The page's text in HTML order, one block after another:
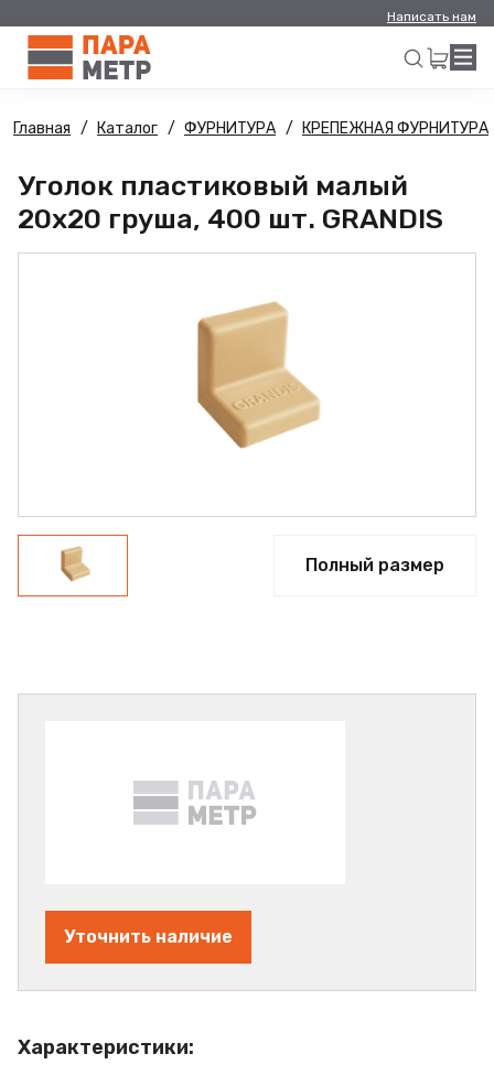
Написать нам
Искать
Главная Каталог ФУРНИТУРА КРЕПЕЖНАЯ ФУРНИТУРА
Уголок пластиковый малый
20х20 груша, 400 шт. GRANDIS
Полный размер
Характеристики:
Уточнить наличие